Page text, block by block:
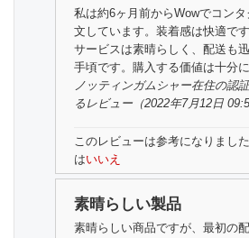
私は約6ヶ月前からWowでコン
文しています。装着感は快適で
サービスは素晴らしく、配送も
手頃です。購入する価値は十分に
ノッティンガムシャー在住の認
るレビュー （2022年7月12日
このレビューは参考になりまし
はいいえ
素晴らしい製品
素晴らしい商品ですが、最初の